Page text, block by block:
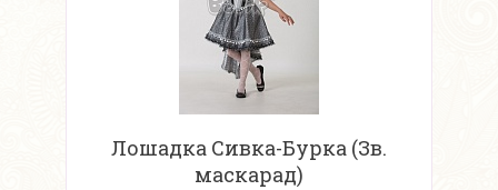
Лошадка Сивка-Бурка (Зв.
маскарад)